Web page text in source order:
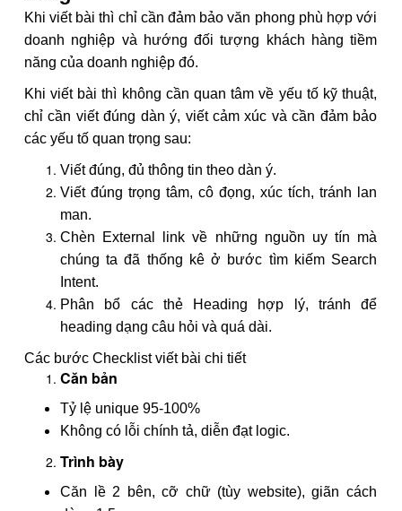
Khi viết bài thì chỉ cần đảm bảo văn phong phù hợp với
doanh nghiệp và hướng đối tượng khách hàng tiềm
năng của doanh nghiệp đó.
Khi viết bài thì không cần quan tâm về yếu tố kỹ thuật,
chỉ cần viết đúng dàn ý, viết cảm xúc và cần đảm bảo
các yếu tố quan trọng sau:
Viết đúng, đủ thông tin theo dàn ý.
Viết đúng trọng tâm, cô đọng, xúc tích, tránh lan
man.
Chèn External link về những nguồn uy tín mà
chúng ta đã thống kê ở bước tìm kiếm Search
Intent.
Phân bổ các thẻ Heading hợp lý, tránh để
heading dạng câu hỏi và quá dài.
Các bước Checklist viết bài chi tiết
Căn bản
Tỷ lệ unique 95-100%
Không có lỗi chính tả, diễn đạt logic.
Trình bày
Căn lề 2 bên, cỡ chữ (tùy website), giãn cách